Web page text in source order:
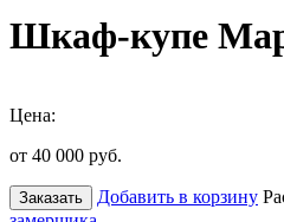
Шкаф-купе
Цена:
от 40 000 руб.
Заказать Добавить в корзину